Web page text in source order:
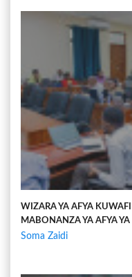
WIZARA YA AFYA
MABONANZA YA AFYA
Soma Zaidi